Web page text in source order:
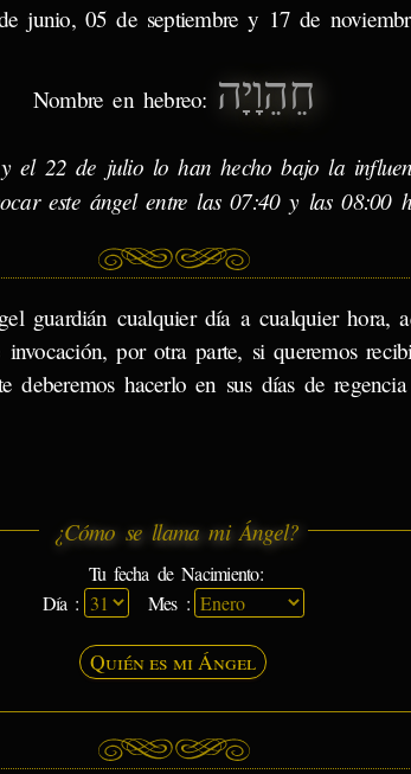
junio, 05 de septiembre y 17 de
Nombre en hebreo: חֵהֵוָיָה
el 22 de julio lo han hecho bajo la
este ángel entre las 07:40 y las 08:00
guardián cualquier día a cualquier hora,
por otra parte, si queremos
deberemos hacerlo en sus días de
¿Cómo se llama mi Ángel?
Tu fecha de Nacimiento:
Día :
Mes :
Quién es mi Ángel